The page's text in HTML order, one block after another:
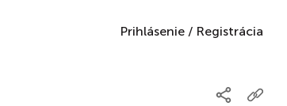
Prihlásenie / Registrácia